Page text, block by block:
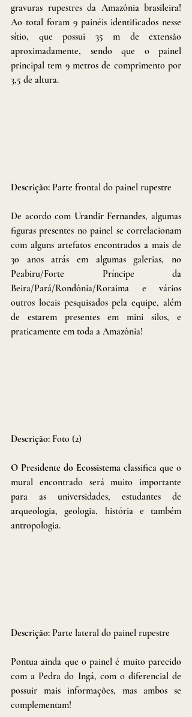
gravuras rupestres da Amazônia brasileira!
Ao total foram 9 painéis identificados nesse
sítio, que possui 35 m de extensão
aproximadamente, sendo que o painel
principal tem 9 metros de comprimento por
3,5 de altura.
Descrição: Parte frontal do painel rupestre
De acordo com Urandir Fernandes, algumas
figuras presentes no painel se correlacionam
com alguns artefatos encontrados a mais de
30 anos atrás em algumas galerias, no
Peabiru/Forte Príncipe da
Beira/Pará/Rondônia/Roraima e vários
outros locais pesquisados pela equipe, além
de estarem presentes em mini silos, e
praticamente em toda a Amazônia!
Descrição: Foto (2)
O Presidente do Ecossistema classifica que o
mural encontrado será muito importante
para as universidades, estudantes de
arqueologia, geologia, história e também
antropologia.
Descrição: Parte lateral do painel rupestre
Pontua ainda que o painel é muito parecido
com a Pedra do Ingá, com o diferencial de
possuir mais informações, mas ambos se
complementam!